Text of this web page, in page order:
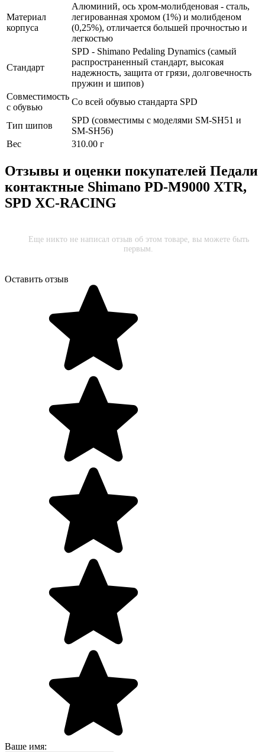
Материал
корпуса
Алюминий, ось хром-молибденовая - сталь,
легированная хромом (1%) и молибденом
(0,25%), отличается большей прочностью и
легкостью
Стандарт
SPD - Shimano Pedaling Dynamics (самый
распространенный стандарт, высокая
надежность, защита от грязи, долговечность
пружин и шипов)
Совместимость
с обувью
Со всей обувью стандарта SPD
Тип шипов
SPD (совместимы с моделями SM-SH51 и
SM-SH56)
Вес
310.00 г
Отзывы и оценки покупателей Педали
контактные Shimano PD-M9000 XTR,
SPD XC-RACING
Еще никто не написал отзыв об этом товаре, вы можете быть
первым.
Оставить отзыв
Ваше имя: